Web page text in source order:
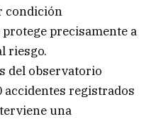
condición
precisamente a
riesgo.
del observatorio
accidentes registrados
una